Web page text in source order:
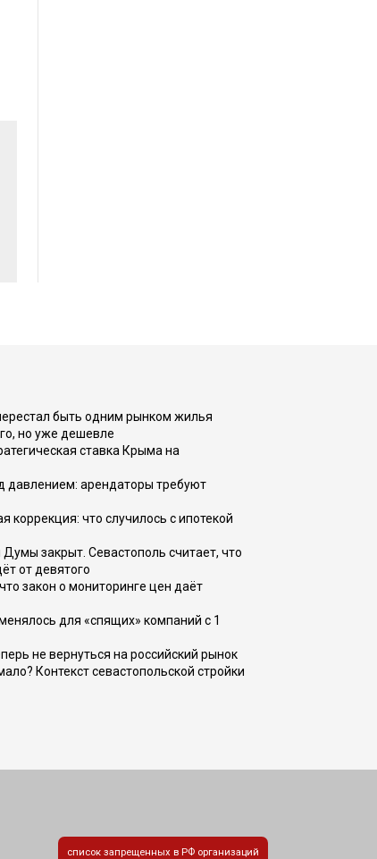
быть одним рынком жилья
но уже дешевле
ставка Крыма на
давлением: арендаторы требуют
коррекция: что случилось с ипотекой
закрыт. Севастополь считает, что
от девятого
закон о мониторинге цен даёт
для «спящих» компаний с 1
не вернуться на российский рынок
Контекст севастопольской стройки
список запрещенных в РФ организаций